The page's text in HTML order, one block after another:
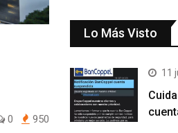
0 950
Lo Más Visto
11